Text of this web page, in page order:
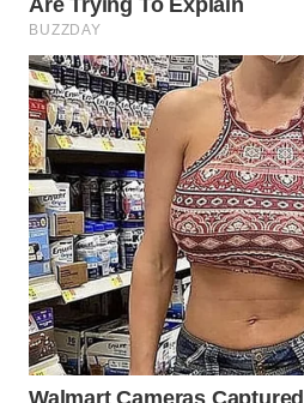
WN
TENGAH
WN DELI
SERDANG
WN
TEBING
TINGGI
WN
PAKPAK